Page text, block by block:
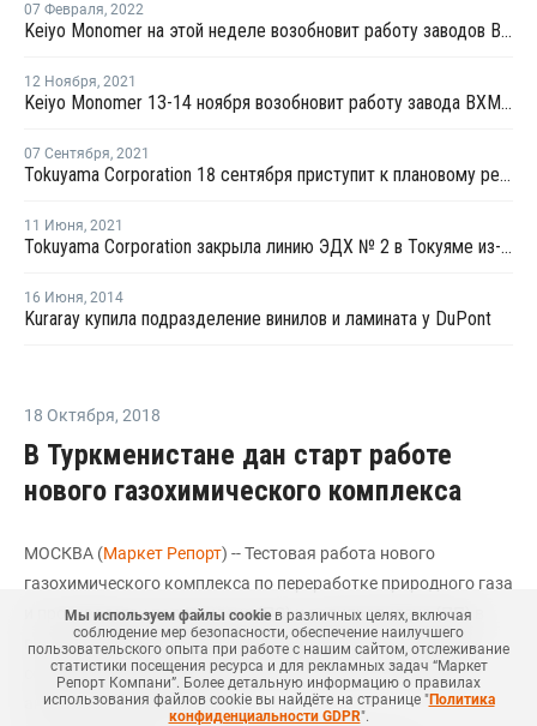
07 Февраля, 2022
Keiyo Monomer на этой неделе возобновит работу заводов ВХМ и ЭДХ в Тибе после внепланового ремонта
12 Ноября, 2021
Keiyo Monomer 13-14 ноября возобновит работу завода ВХМ в Тибе после внепланового ремонта
07 Сентября, 2021
Tokuyama Corporation 18 сентября приступит к плановому ремонту на заводе ВХМ в Токуяме
11 Июня, 2021
Tokuyama Corporation закрыла линию ЭДХ № 2 в Токуяме из-за технических проблем
16 Июня, 2014
Kuraray купила подразделение винилов и ламината у DuPont
18 Октября, 2018
В Туркменистане дан старт работе
нового газохимического комплекса
МОСКВА (Маркет Репорт) -- Тестовая работа нового
газохимического комплекса по переработке природного газа
и производству полиэтилена (ПЭ) и полипропилена (ПП) в
поселке Киянлы стартовала еще в августе. 17-го октября
состоялся официальный пуск производства, сообщают
аналитики Маркет Репорт.
Мы используем файлы cookieв различных целях, включая
соблюдение мер безопасности, обеспечение наилучшего
пользовательского опыта при работе с нашим сайтом, отслеживание
статистики посещения ресурса и для рекламных задач “Маркет
Репорт Компани”. Более детальную информацию о правилах
использования файлов cookie вы найдёте на странице "Политика
конфиденциальности GDPR".